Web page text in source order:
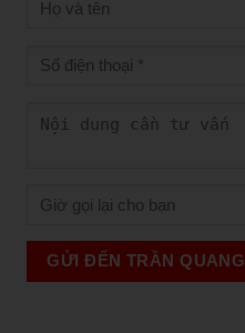
GỬI ĐẾN TRẦN QUANG